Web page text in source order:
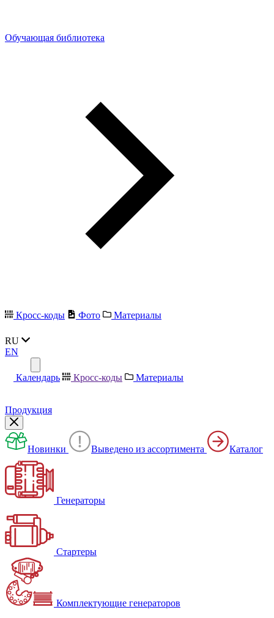
Обучающая библиотека
Кросс-коды Фото Материалы
RU
EN
Календарь Кросс-коды Материалы
Продукция
Новинки Выведено из ассортимента Каталог
Генераторы
Стартеры
Комплектующие генераторов